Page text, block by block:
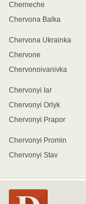
Cherneche
Chervona Balka
Chervona Ukrainka
Chervone
Chervonoivanivka
Chervonyi Iar
Chervonyi Orlyk
Chervonyi Prapor
Chervonyi Promin
Chervonyi Stav